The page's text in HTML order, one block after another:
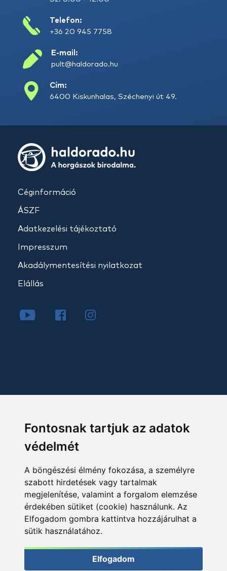
Fontosnak tartjuk az adatok
védelmét
A böngészési élmény fokozása, a személyre
szabott hirdetések vagy tartalmak
megjelenítése, valamint a forgalom elemzése
érdekében sütiket (cookie) használunk. Az
Elfogadom gombra kattintva hozzájárulhat a
sütik használatához.
Elfogadom
Telefon:
+36 20 945 7758
E-mail:
pult@haldorado.hu
Cím:
6400 Kiskunhalas, Széchenyi út 49.
Céginformáció
ÁSZF
Adatkezelési tájékoztató
Impresszum
Akadálymentesítési nyilatkozat
Elállás